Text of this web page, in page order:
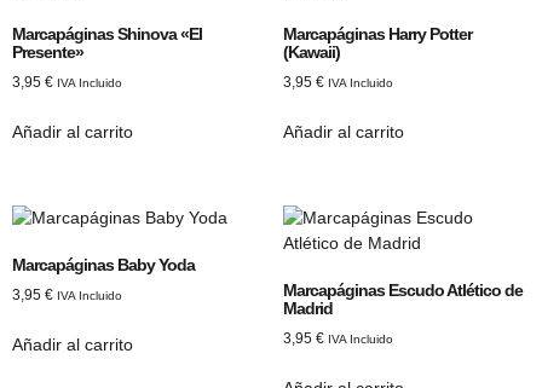
Marcapáginas Shinova «El
Presente»
3,95 € IVA Incluido
Añadir al carrito
Marcapáginas Harry Potter
(Kawaii)
3,95 € IVA Incluido
Añadir al carrito
Marcapáginas Baby Yoda
3,95 € IVA Incluido
Añadir al carrito
Marcapáginas Escudo Atlético de
Madrid
3,95 € IVA Incluido